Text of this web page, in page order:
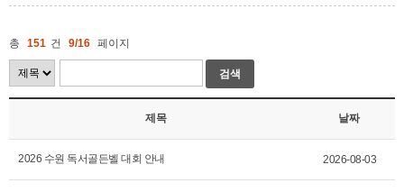
총 151 건 9/16 페이지
검색
제목 날짜
2026 수원 독서골든벨 대회 안내 2026-08-03